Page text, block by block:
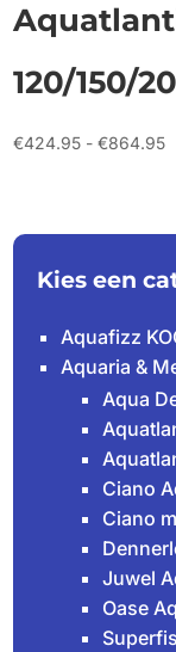
120/150/
€424.95 - €864.95
Kies een
Aquafizz
Aquaria &
Aqua
Ciano
Ciano
Juwel
Oase